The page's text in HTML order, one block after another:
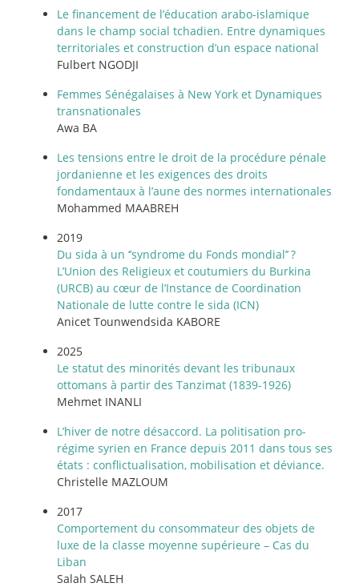
Le financement de l’éducation arabo-islamique
dans le champ social tchadien. Entre dynamiques
territoriales et construction d’un espace national
Fulbert NGODJI
Femmes Sénégalaises à New York et Dynamiques
transnationales
Awa BA
Les tensions entre le droit de la procédure pénale
jordanienne et les exigences des droits
fondamentaux à l’aune des normes internationales
Mohammed MAABREH
2019
Du sida à un ‘’syndrome du Fonds mondial’’?
L’Union des Religieux et coutumiers du Burkina
(URCB) au cœur de l’Instance de Coordination
Nationale de lutte contre le sida (ICN)
Anicet Tounwendsida KABORE
2025
Le statut des minorités devant les tribunaux
ottomans à partir des Tanzimat (1839-1926)
Mehmet INANLI
L’hiver de notre désaccord. La politisation pro-
régime syrien en France depuis 2011 dans tous ses
états : conflictualisation, mobilisation et déviance.
Christelle MAZLOUM
2017
Comportement du consommateur des objets de
luxe de la classe moyenne supérieure – Cas du
Liban
Salah SALEH